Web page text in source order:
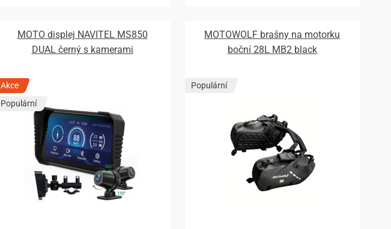
MOTO displej NAVITEL MS850
DUAL černý s kamerami
Akce
Populární
MOTOWOLF brašny na motorku
boční 28L MB2 black
Populární